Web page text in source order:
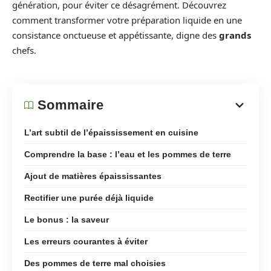
génération, pour éviter ce désagrément. Découvrez
comment transformer votre préparation liquide en une
consistance onctueuse et appétissante, digne des grands
chefs.
Sommaire
L’art subtil de l’épaississement en cuisine
Comprendre la base : l’eau et les pommes de terre
Ajout de matières épaississantes
Rectifier une purée déjà liquide
Le bonus : la saveur
Les erreurs courantes à éviter
Des pommes de terre mal choisies